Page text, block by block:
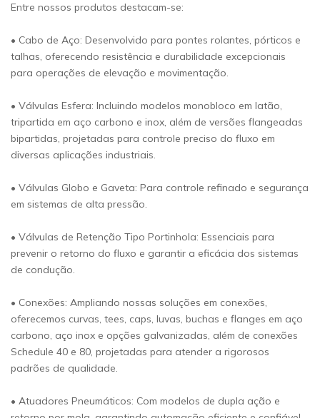
Entre nossos produtos destacam-se:
• Cabo de Aço: Desenvolvido para pontes rolantes, pórticos e
talhas, oferecendo resistência e durabilidade excepcionais
para operações de elevação e movimentação.
• Válvulas Esfera: Incluindo modelos monobloco em latão,
tripartida em aço carbono e inox, além de versões flangeadas
bipartidas, projetadas para controle preciso do fluxo em
diversas aplicações industriais.
• Válvulas Globo e Gaveta: Para controle refinado e segurança
em sistemas de alta pressão.
• Válvulas de Retenção Tipo Portinhola: Essenciais para
prevenir o retorno do fluxo e garantir a eficácia dos sistemas
de condução.
• Conexões: Ampliando nossas soluções em conexões,
oferecemos curvas, tees, caps, luvas, buchas e flanges em aço
carbono, aço inox e opções galvanizadas, além de conexões
Schedule 40 e 80, projetadas para atender a rigorosos
padrões de qualidade.
• Atuadores Pneumáticos: Com modelos de dupla ação e